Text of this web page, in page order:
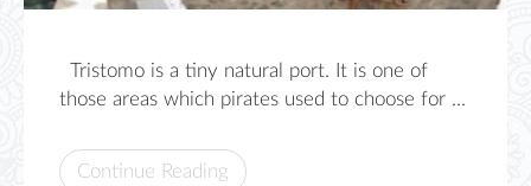
Tristomo is a tiny natural port. It is one of
those areas which pirates used to choose for ...
Continue Reading